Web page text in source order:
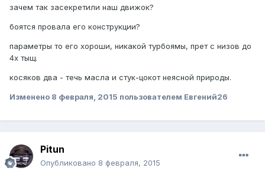
зачем так засекретили наш движок?
боятся провала его конструкции?
параметры то его хороши, никакой турбоямы, прет с низов до
4х тыщ.
косяков два - течь масла и стук-цокот неясной природы.
Изменено 8 февраля, 2015 пользователем Евгений26
Pitun
Опубликовано 8 февраля, 2015